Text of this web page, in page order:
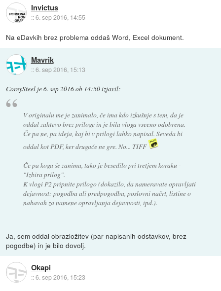
Invictus
::6. sep 2016, 14:55
Na eDavkih brez problema oddaš Word, Excel dokument.
Mavrik
::6. sep 2016, 15:13
CoreySteel je6. sep 2016 ob 14:50izjavil:
V originalu me je zanimalo, če ima kdo izkušnje s tem, da je
oddal zahtevo brez priloge in je bila vloga vseeno odobrena.
Če pa ne, pa ideja, kaj bi v prilogi lahko napisal. Seveda bi
oddal kot PDF, ker drugače ne gre. No... TIFF
Če pa koga še zanima, tako je besedilo pri tretjem koraku -
"Izbira prilog".
K vlogi P2 pripnite prilogo (dokazilo, da nameravate opravljati
dejavnost: pogodba ali predpogodba, poslovni načrt, listine o
nabavah za namene opravljanja dejavnosti, ipd.).
Ja, sem oddal obrazložitev (par napisanih odstavkov, brez
pogodbe) in je bilo dovolj.
Okapi
::6. sep 2016, 15:23